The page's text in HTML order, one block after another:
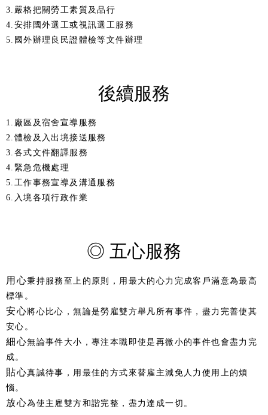
3.嚴格把關勞工素質及品行
4.安排國外選工或視訊選工服務
5.國外辦理良民證體檢等文件辦理
後續服務
1.廠區及宿舍宣導服務
2.體檢及入出境接送服務
3.各式文件翻譯服務
4.緊急危機處理
5.工作事務宣導及溝通服務
6.入境各項行政作業
◎ 五心服務
用心秉持服務至上的原則，用最大的心力完成客戶滿意為最高
標準。
安心將心比心，無論是勞雇雙方舉凡所有事件，盡力完善使其
安心。
細心無論事件大小，專注本職即使是再微小的事件也會盡力完
成。
貼心真誠待事，用最佳的方式來替雇主減免人力使用上的煩
惱。
放心為使主雇雙方和諧完整，盡力達成一切。